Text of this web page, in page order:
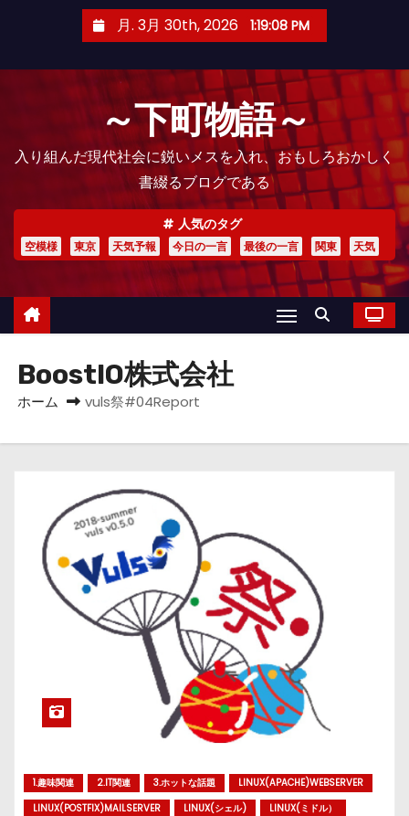
月. 3月 30th, 2026 1:19:09 PM
～下町物語～
入り組んだ現代社会に鋭いメスを入れ、おもしろおかしく
書綴るブログである
人気のタグ
空模様 東京 天気予報 今日の一言 最後の一言 関東 天気
BoostIO株式会社
ホーム vuls祭#04Report
1.趣味関連 2.IT関連 3.ホットな話題
LINUX(APACHE)WEBSERVER
LINUX(POSTFIX)MAILSERVER
LINUX(シェル)
LINUX(ミドル）